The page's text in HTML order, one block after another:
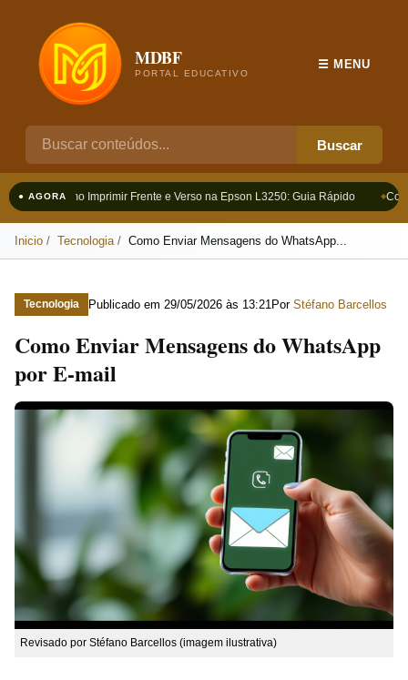
MDBF
PORTAL EDUCATIVO
Buscar
☰ MENU
● AGORAComo Imprimir Frente e Verso na Epson L3250: Guia Rápido
Inicio Tecnologia Como Enviar Mensagens do WhatsApp...
Tecnologia Publicado em 29/05/2026 às 13:21 Por Stéfano Barcellos
Como Enviar Mensagens do WhatsApp
por E-mail
Revisado por Stéfano Barcellos (imagem ilustrativa)